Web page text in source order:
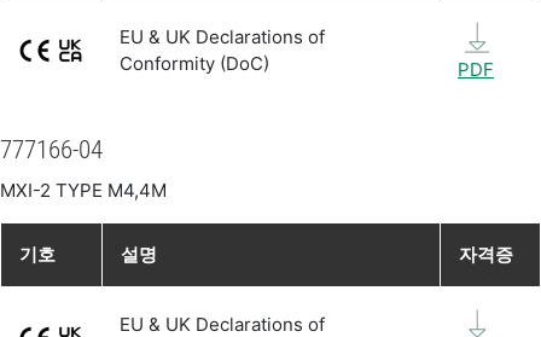
EU & UK Declarations of
Conformity (DoC)
PDF
777166-04
MXI-2 TYPE M4,4M
기호 설명 자격증
EU & UK Declarations of